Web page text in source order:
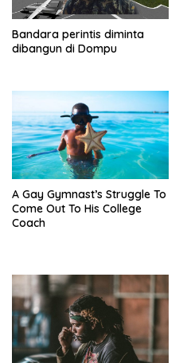
Bandara perintis diminta
dibangun di Dompu
A Gay Gymnast’s Struggle To
Come Out To His College
Coach